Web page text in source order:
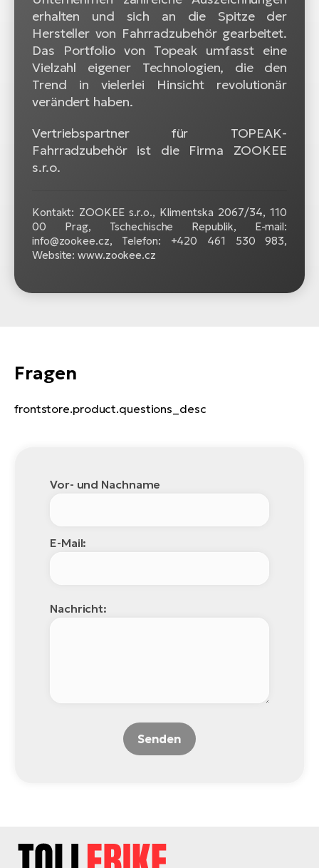
erhalten und sich an die Spitze der
Hersteller von Fahrradzubehör gearbeitet.
Das Portfolio von Topeak umfasst eine
Vielzahl eigener Technologien, die den
Trend in vielerlei Hinsicht revolutionär
verändert haben.
Vertriebspartner für TOPEAK-
Fahrradzubehör ist die Firma ZOOKEE
s.r.o.
Kontakt: ZOOKEE s.r.o., Klimentska 2067/34, 110
00 Prag, Tschechische Republik, E-mail:
info@zookee.cz, Telefon: +420 461 530 983,
Website: www.zookee.cz
Fragen
frontstore.product.questions_desc
Vor- und Nachname
E-Mail:
Nachricht:
Senden